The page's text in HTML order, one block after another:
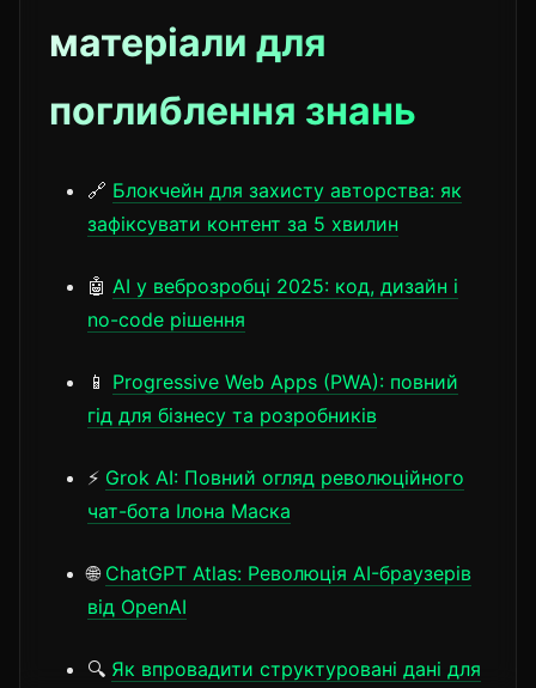
матеріали для
поглиблення знань
🔗 Блокчейн для захисту авторства: як
зафіксувати контент за 5 хвилин
🤖 AI у веброзробці 2025: код, дизайн і
no-code рішення
📱 Progressive Web Apps (PWA): повний
гід для бізнесу та розробників
⚡ Grok AI: Повний огляд революційного
чат-бота Ілона Маска
🌐 ChatGPT Atlas: Революція AI-браузерів
від OpenAI
🔍 Як впровадити структуровані дані для